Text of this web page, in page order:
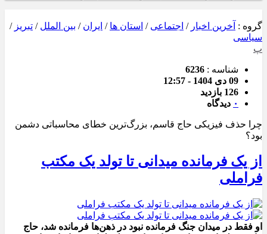
گروه : آخرین اخبار / اجتماعی / استان ها / ایران / بین الملل / تبریز /
سیاسی
پ
شناسه : 6236
09 دی 1404 - 12:57
126 بازدید
۰ دیدگاه
چرا حذف فیزیکی حاج قاسم، بزرگ‌ترین خطای محاسباتی دشمن
بود؟
از یک فرمانده میدانی تا تولد یک مکتب
فراملی
او فقط در میدان جنگ فرمانده نبود در ذهن‌ها فرمانده شد، حاج